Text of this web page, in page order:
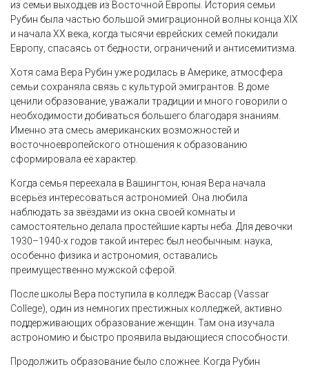
из семьи выходцев из Восточной Европы. История семьи
Рубин была частью большой эмиграционной волны конца XIX
и начала XX века, когда тысячи еврейских семей покидали
Европу, спасаясь от бедности, ограничений и антисемитизма.
Хотя сама Вера Рубин уже родилась в Америке, атмосфера
семьи сохраняла связь с культурой эмигрантов. В доме
ценили образование, уважали традиции и много говорили о
необходимости добиваться большего благодаря знаниям.
Именно эта смесь американских возможностей и
восточноевропейского отношения к образованию
сформировала её характер.
Когда семья переехала в Вашингтон, юная Вера начала
всерьёз интересоваться астрономией. Она любила
наблюдать за звёздами из окна своей комнаты и
самостоятельно делала простейшие карты неба. Для девочки
1930–1940-х годов такой интерес был необычным: наука,
особенно физика и астрономия, оставались
преимущественно мужской сферой.
После школы Вера поступила в колледж Вассар (Vassar
College), один из немногих престижных колледжей, активно
поддерживающих образование женщин. Там она изучала
астрономию и быстро проявила выдающиеся способности.
Продолжить образование было сложнее. Когда Рубин